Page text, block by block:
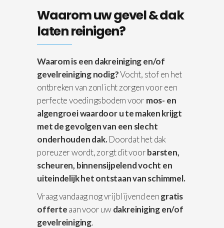
Waarom uw gevel & dak
laten reinigen?
Waarom is een dakreiniging en/of
gevelreiniging nodig?Vocht, stof en het
ontbreken van zonlicht zorgen voor een
perfecte voedingsbodem voor mos- en
algengroei waardoor u te maken krijgt
met de gevolgen van een slecht
onderhouden dak.Doordat het dak
poreuzer wordt, zorgt dit voorbarsten,
scheuren, binnensijpelend vocht en
uiteindelijk het ontstaan van schimmel.
Vraag vandaag nog vrijblijvend eengratis
offerteaan voor uwdakreiniging en/of
gevelreiniging.